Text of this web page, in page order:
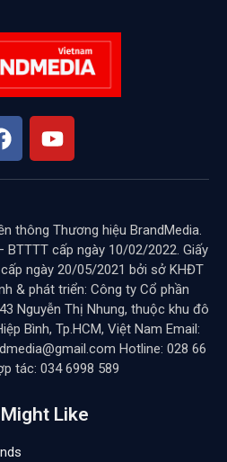
thông Thương hiệu BrandMedia.
BTTTT cấp ngày 10/02/2022. Giấy
ngày 20/05/2021 bởi sở KHĐT
& phát triển: Công ty Cổ phần
Nguyễn Thị Nhung, thuộc khu đô
Bình, Tp.HCM, Việt Nam Email:
Hotline: 028 66
tác: 034 6998 589
Like